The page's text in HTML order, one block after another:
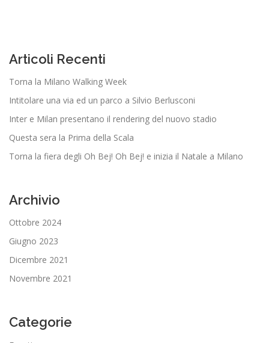
Articoli Recenti
Torna la Milano Walking Week
Intitolare una via ed un parco a Silvio Berlusconi
Inter e Milan presentano il rendering del nuovo stadio
Questa sera la Prima della Scala
Torna la fiera degli Oh Bej! Oh Bej! e inizia il Natale a Milano
Archivio
Ottobre 2024
Giugno 2023
Dicembre 2021
Novembre 2021
Categorie